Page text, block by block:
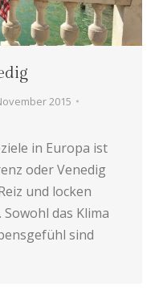
2015
in Europa ist
oder Venedig
und locken
das Klima
sind